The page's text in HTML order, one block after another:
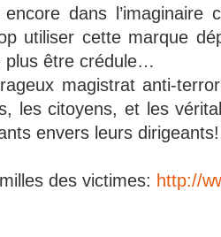
dans l’imaginaire
utiliser cette marque
plus être crédule…
magistrat anti-
les citoyens, et les
envers leurs dirigeants!
des victimes: http://